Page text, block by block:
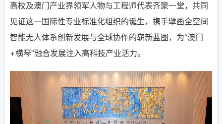
高校及澳门产业界领军人物与工程师代表齐聚一堂，共同
见证这一国际性专业标准化组织的诞生，携手擘画全空间
智能无人体系创新发展与全球协作的崭新蓝图，为“澳门
+横琴”融合发展注入高科技产业活力。